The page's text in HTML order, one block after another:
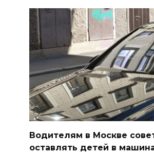
Водителям в Москве
оставлять детей в